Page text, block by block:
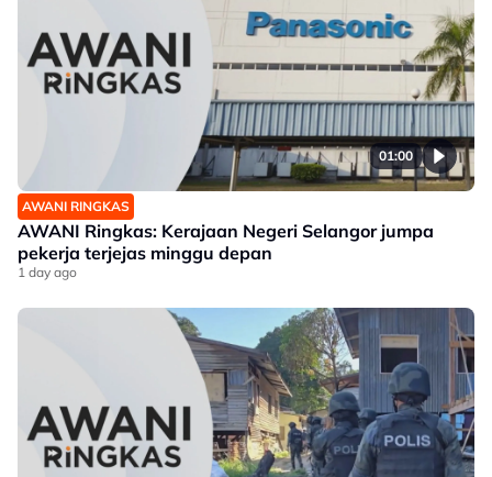
01:00
AWANI RINGKAS
AWANI Ringkas: Kerajaan Negeri Selangor jumpa
pekerja terjejas minggu depan
1 day ago